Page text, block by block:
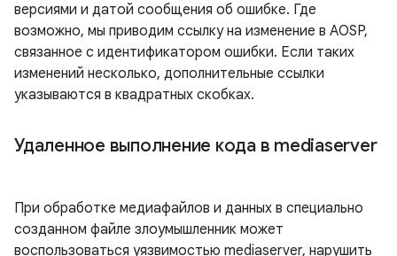
версиями и датой сообщения об ошибке. Где
возможно, мы приводим ссылку на изменение в AOSP,
связанное с идентификатором ошибки. Если таких
изменений несколько, дополнительные ссылки
указываются в квадратных скобках.
Удаленное выполнение кода в mediaserver
При обработке медиафайлов и данных в специально
созданном файле злоумышленник может
воспользоваться уязвимостью mediaserver, нарушить